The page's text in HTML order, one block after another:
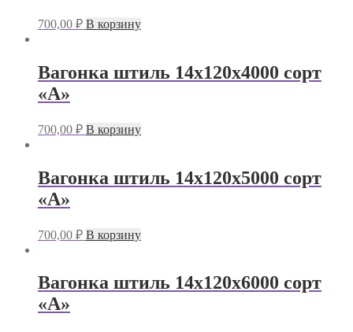
700,00 ₽ В корзину
Вагонка штиль 14х120х4000 сорт
«А»
700,00 ₽ В корзину
Вагонка штиль 14х120х5000 сорт
«А»
700,00 ₽ В корзину
Вагонка штиль 14х120х6000 сорт
«А»